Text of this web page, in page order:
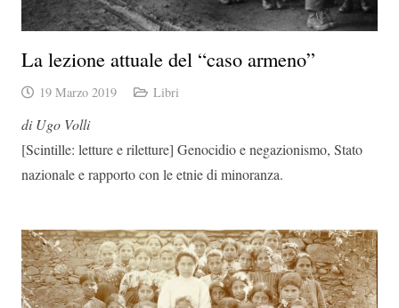
La lezione attuale del “caso armeno”
19 Marzo 2019 Libri
di Ugo Volli
[Scintille: letture e riletture] Genocidio e negazionismo, Stato
nazionale e rapporto con le etnie di minoranza.